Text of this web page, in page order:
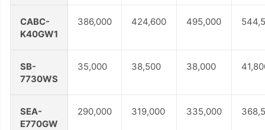
CABC-
K40GW1
386,000 424,600 495,000
SB-
7730WS
35,000 38,500 38,000
SEA-
E770GW
290,000 319,000 335,000